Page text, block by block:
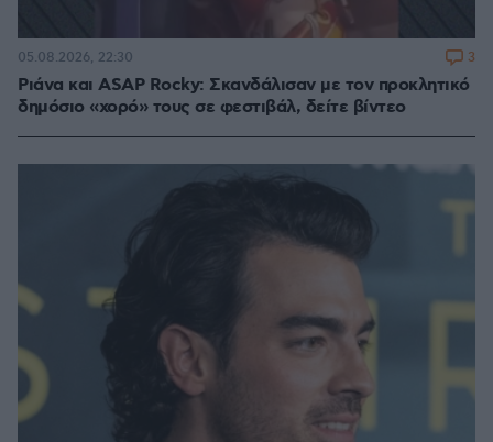
Ριάνα και ASAP Rocky: Σκανδάλισαν με τον προκλητικό
δημόσιο «χορό» τους σε φεστιβάλ, δείτε βίντεο
05.08.2026, 22:30 3